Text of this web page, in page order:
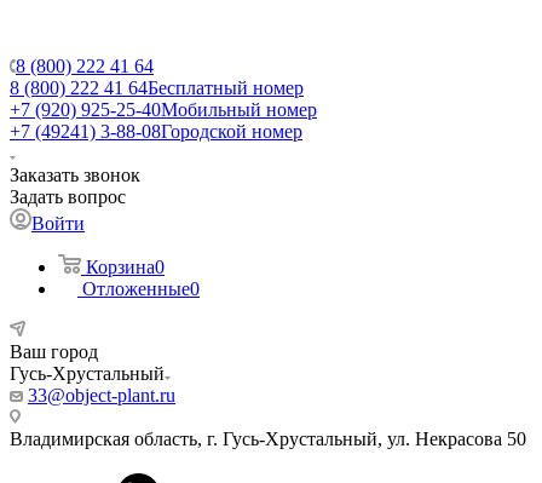
8 (800) 222 41 64
8 (800) 222 41 64Бесплатный номер
+7 (920) 925-25-40Мобильный номер
+7 (49241) 3-88-08Городской номер
Заказать звонок
Задать вопрос
Войти
Корзина0
Отложенные0
Ваш город
Гусь-Хрустальный
33@object-plant.ru
Владимирская область, г. Гусь-Хрустальный, ул. Некрасова 50